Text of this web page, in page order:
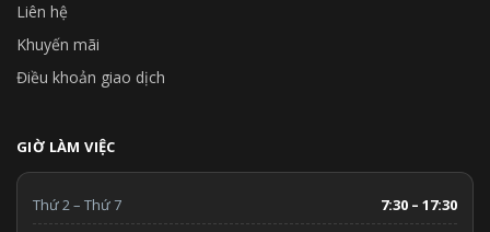
Liên hệ
Khuyến mãi
Điều khoản giao dịch
GIỜ LÀM VIỆC
Thứ 2 – Thứ 7
7:30 – 17:30